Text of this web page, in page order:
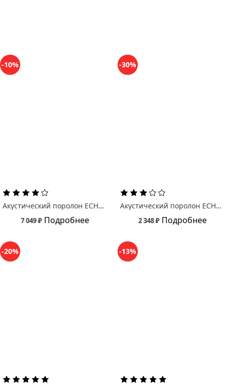
-10%
Акустический поролон ECHOTON Бас ловушка Пульс/ PULSE
7 049 ₽ Подробнее
-30%
Акустический поролон ECHOTON Пирамида/ Piramida 30
2 348 ₽ Подробнее
-20% -13%